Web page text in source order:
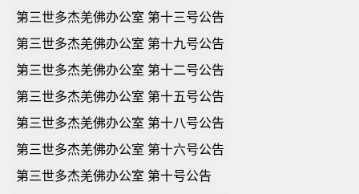
第三世多杰羌佛办公室 第十三号公告
第三世多杰羌佛办公室 第十九号公告
第三世多杰羌佛办公室 第十二号公告
第三世多杰羌佛办公室 第十五号公告
第三世多杰羌佛办公室 第十八号公告
第三世多杰羌佛办公室 第十六号公告
第三世多杰羌佛办公室 第十号公告